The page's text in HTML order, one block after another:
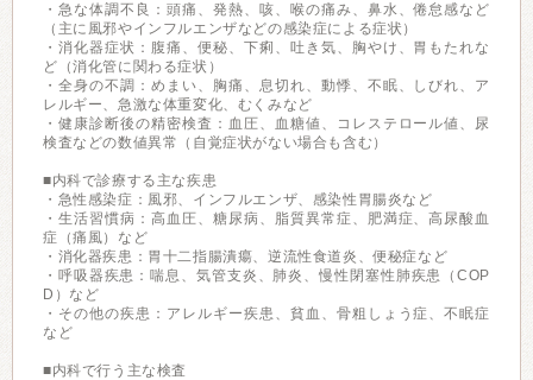
・急な体調不良：頭痛、発熱、咳、喉の痛み、鼻水、倦怠感など
（主に風邪やインフルエンザなどの感染症による症状）
・消化器症状：腹痛、便秘、下痢、吐き気、胸やけ、胃もたれな
ど（消化管に関わる症状）
・全身の不調：めまい、胸痛、息切れ、動悸、不眠、しびれ、ア
レルギー、急激な体重変化、むくみなど
・健康診断後の精密検査：血圧、血糖値、コレステロール値、尿
検査などの数値異常（自覚症状がない場合も含む）
■内科で診療する主な疾患
・急性感染症：風邪、インフルエンザ、感染性胃腸炎など
・生活習慣病：高血圧、糖尿病、脂質異常症、肥満症、高尿酸血
症（痛風）など
・消化器疾患：胃十二指腸潰瘍、逆流性食道炎、便秘症など
・呼吸器疾患：喘息、気管支炎、肺炎、慢性閉塞性肺疾患（COP
D）など
・その他の疾患：アレルギー疾患、貧血、骨粗しょう症、不眠症
など
■内科で行う主な検査